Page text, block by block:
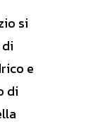
si
e
di